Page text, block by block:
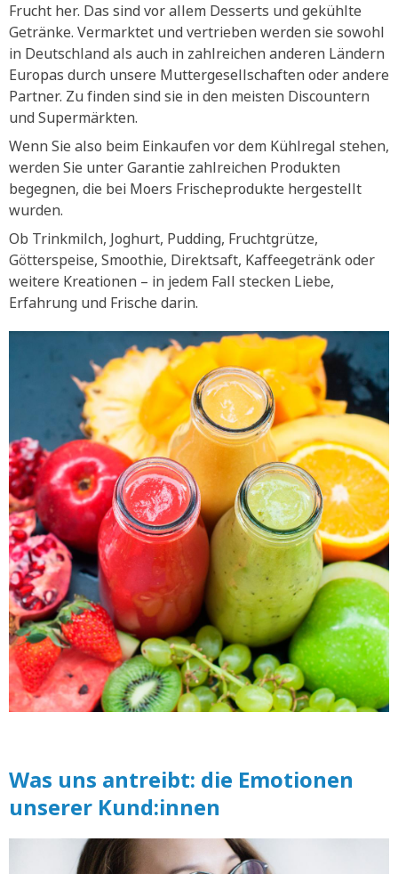
Frucht her. Das sind vor allem Desserts und gekühlte
Getränke. Vermarktet und vertrieben werden sie sowohl
in Deutschland als auch in zahlreichen anderen Ländern
Europas durch unsere Muttergesellschaften oder andere
Partner. Zu finden sind sie in den meisten Discountern
und Supermärkten.
Wenn Sie also beim Einkaufen vor dem Kühlregal stehen,
werden Sie unter Garantie zahlreichen Produkten
begegnen, die bei Moers Frischeprodukte hergestellt
wurden.
Ob Trinkmilch, Joghurt, Pudding, Fruchtgrütze,
Götterspeise, Smoothie, Direktsaft, Kaffeegetränk oder
weitere Kreationen – in jedem Fall stecken Liebe,
Erfahrung und Frische darin.
Was uns antreibt: die Emotionen
unserer Kund:innen